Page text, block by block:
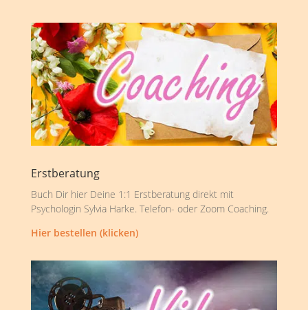
Erstberatung
Buch Dir hier Deine 1:1 Erstberatung direkt mit
Psychologin Sylvia Harke. Telefon- oder Zoom Coaching.
Hier bestellen (klicken)